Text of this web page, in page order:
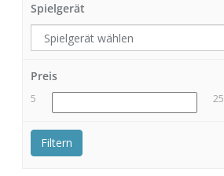
Spielgerät
Preis
5
Filtern